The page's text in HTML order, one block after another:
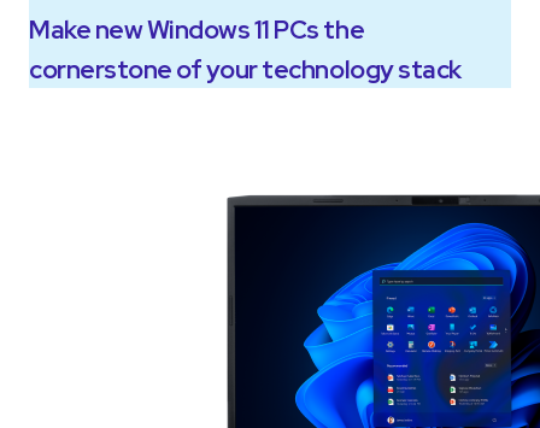
Make new Windows 11 PCs the
cornerstone of your technology stack